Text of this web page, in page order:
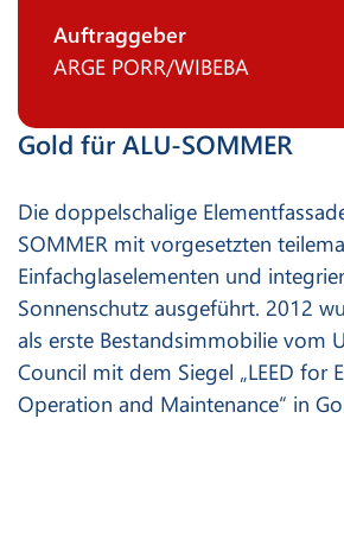
Auftraggeber
ARGE PORR/WIBEBA
Gold für ALU-SOMMER
Die doppelschalige
SOMMER mit vorgesetzten
Einfachglaselementen und
Sonnenschutz ausgeführt. 2012
als erste Bestandsimmobilie vom
Council mit dem Siegel „LEED for
Operation and Maintenance“ in